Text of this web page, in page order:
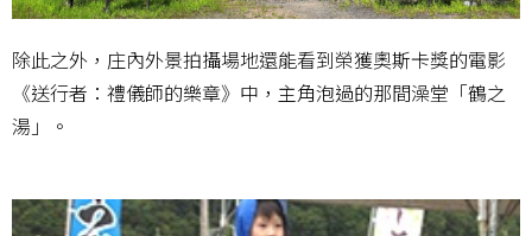
除此之外，庄內外景拍攝場地還能看到榮獲奧斯卡獎的電影
《送行者：禮儀師的樂章》中，主角泡過的那間澡堂「鶴之
湯」。